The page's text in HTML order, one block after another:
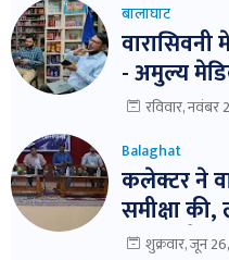
बालाघाट
- अमुल्य
दवाईयो के
रविवार, नवंबर
Balaghat
कलेक्टर ने
समीक्षा की,
निर्देश। बैठक में विभागवार समीक्षा,
शुक्रवार, जून